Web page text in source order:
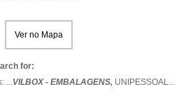
Ver no Mapa
for:
...VILBOX - EMBALAGENS, UNIPESSOAL...